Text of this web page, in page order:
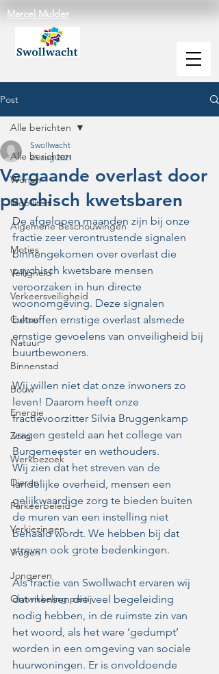
Marcel Mulder
Post
Alle berichten
Wonen
Mobiliteit
Algemene Beschouwingen
Moties
Veiligheid
Verkeersveiligheid
Cultuur
Natuur
Binnenstad
Bouw
Energie
Zorg
Werkbezoek
Dieren
Parkeerbeleid
Verkiezingen
Vragen
Jongeren
Ontwikkeling partij
Alle berichten
Vergaande overlast door
psychisch kwetsbaren
Swollwacht
25 aug 2021
De afgelopen maanden zijn bij onze
fractie zeer verontrustende signalen
binnengekomen over overlast die
psychisch kwetsbare mensen
veroorzaken in hun directe
woonomgeving. Deze signalen
betreffen ernstige overlast alsmede
ernstige gevoelens van onveiligheid bij
buurtbewoners.
Wij willen niet dat onze inwoners zo
leven! Daarom heeft onze
fractievoorzitter Silvia Bruggenkamp
vragen gesteld aan het college van
Burgemeester en wethouders.
Wij zien dat het streven van de
landelijke overheid, mensen een
gelijkwaardige zorg te bieden buiten
de muren van een instelling niet
behaald wordt. We hebben bij dat
streven ook grote bedenkingen.
Als fractie van Swollwacht ervaren wij
dat mensen die veel begeleiding
nodig hebben, in de ruimste zin van
het woord, als het ware ‘gedumpt’
worden in een omgeving van sociale
huurwoningen. Er is onvoldoende